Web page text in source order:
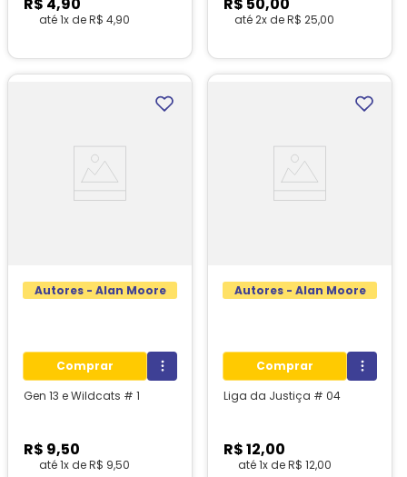
até1x deR$ 4,90 até2x deR$ 25,00
Autores - Alan Moore
Comprar
Gen 13 e Wildcats # 1
R$ 9,50
até1x deR$ 9,50
Autores - Alan Moore
Comprar
Liga da Justiça # 04
R$12,00
até1x deR$ 12,00